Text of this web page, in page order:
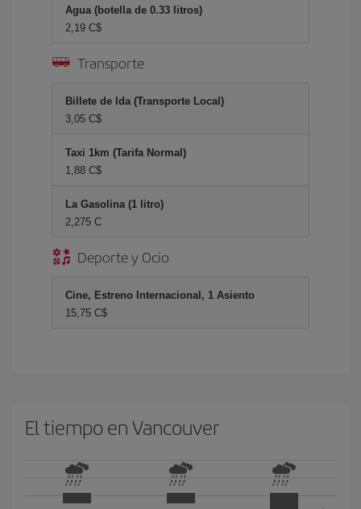
Agua (botella de 0.33 litros)
2,19 C$
Transporte
Billete de Ida (Transporte Local)
3,05 C$
Taxi 1km (Tarifa Normal)
1,88 C$
La Gasolina (1 litro)
2,275 C
Deporte y Ocio
Cine, Estreno Internacional, 1 Asiento
15,75 C$
El tiempo en Vancouver